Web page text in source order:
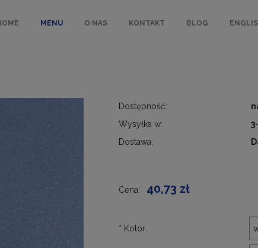
MENU O NAS KONTAKT BLOG
Dostępność:
Wysyłka w:
Dostawa:
kosztów płatności
Cena: 40,73 zł
* Kolor: